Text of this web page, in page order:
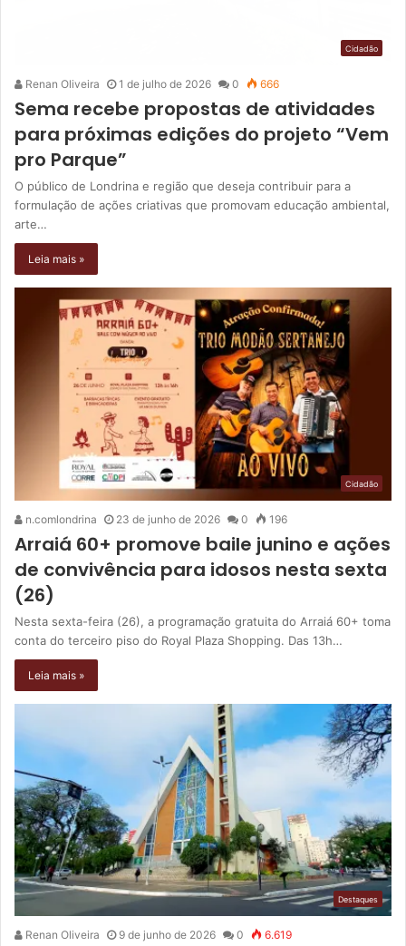
Cidadão
Renan Oliveira 1 de julho de 2026 0 666
Sema recebe propostas de atividades
para próximas edições do projeto “Vem
pro Parque”
O público de Londrina e região que deseja contribuir para a
formulação de ações criativas que promovam educação ambiental,
arte…
Leia mais »
Cidadão
n.comlondrina 23 de junho de 2026 0 196
Arraiá 60+ promove baile junino e ações
de convivência para idosos nesta sexta
(26)
Nesta sexta-feira (26), a programação gratuita do Arraiá 60+ toma
conta do terceiro piso do Royal Plaza Shopping. Das 13h…
Leia mais »
Destaques
Renan Oliveira 9 de junho de 2026 0 6.619